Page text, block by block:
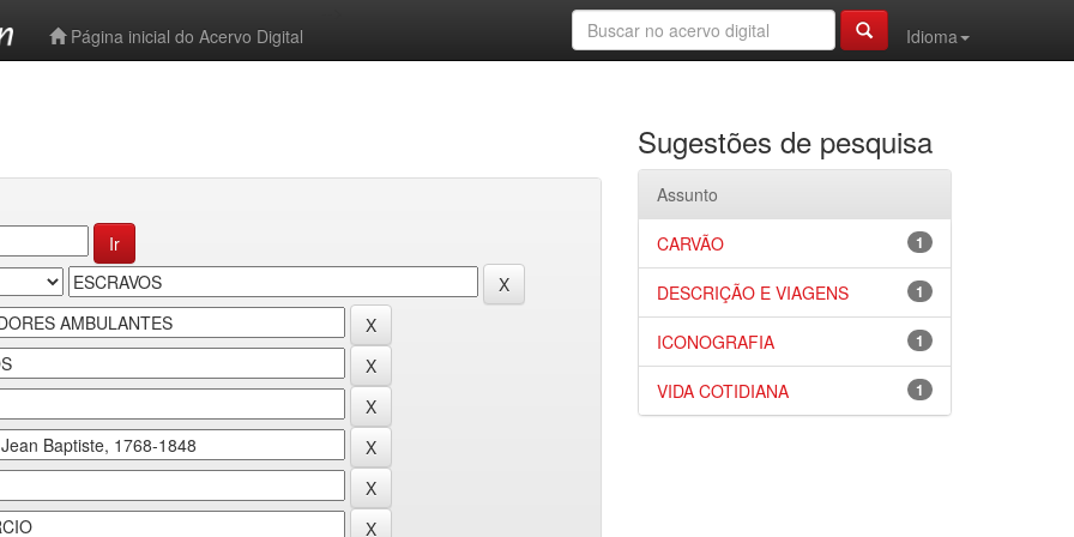
Página inicial do Acervo Digital
Idioma
Sugestões de pesquisa
Assunto
1
CARVÃO
1
DESCRIÇÃO E VIAGENS
1
ICONOGRAFIA
1
VIDA COTIDIANA